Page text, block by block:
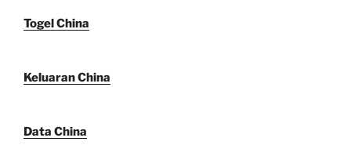
Togel China
Keluaran China
Data China